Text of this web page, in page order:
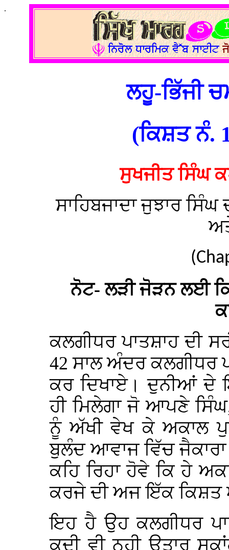
.
ਲਹੂ-ਭਿੱਜੀ
(ਕਿਸ਼ਤ ਨੰ.
ਸੁਖਜੀਤ ਸਿੰਘ
ਸਾਹਿਬਜਾਦਾ ਜੁਝਾਰ ਸਿੰਘ
ਨੋਟ- ਲੜੀ ਜੋੜਨ ਲਈ
ਕਲਗੀਧਰ ਪਾਤਸ਼ਾਹ ਦੀ
42 ਸਾਲ ਅੰਦਰ ਕਲਗੀਧਰ
ਕਰ ਦਿਖਾਏ। ਦੁਨੀਆਂ ਦੇ
ਹੀ ਮਿਲੇਗਾ ਜੋ ਆਪਣੇ
ਨੂੰ ਅੱਖੀ ਵੇਖ ਕੇ ਅਕਾਲ
ਬੁਲੰਦ ਆਵਾਜ ਵਿੱਚ
ਕਹਿ ਰਿਹਾ ਹੋਵੇ ਕਿ ਹੇ
ਕਰਜੇ ਦੀ ਅਜ ਇੱਕ ਕਿਸ਼ਤ
ਇਹ ਹੈ ਉਹ ਕਲਗੀਧਰ
ਕਦੀ ਵੀ ਨਹੀ ਉਤਾਰ